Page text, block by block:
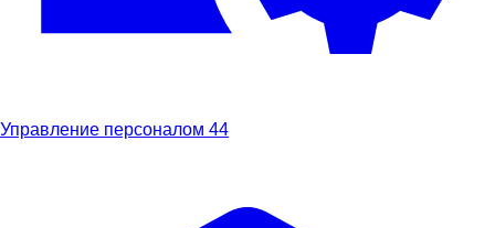
Управление персоналом 44